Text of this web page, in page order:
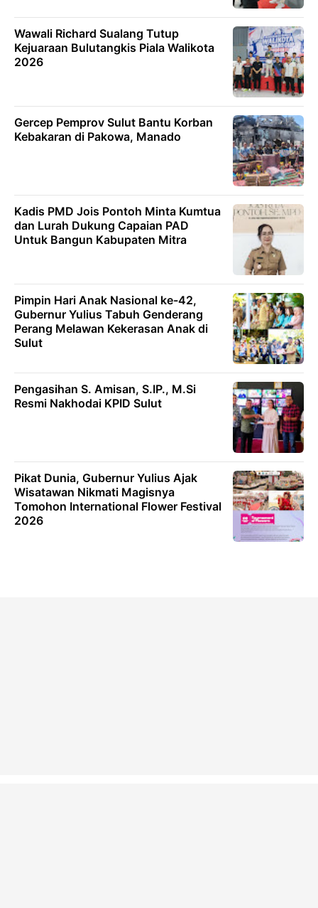
Wawali Richard Sualang Tutup
Kejuaraan Bulutangkis Piala Walikota
2026
Gercep Pemprov Sulut Bantu Korban
Kebakaran di Pakowa, Manado
Kadis PMD Jois Pontoh Minta Kumtua
dan Lurah Dukung Capaian PAD
Untuk Bangun Kabupaten Mitra
Pimpin Hari Anak Nasional ke-42,
Gubernur Yulius Tabuh Genderang
Perang Melawan Kekerasan Anak di
Sulut
Pengasihan S. Amisan, S.IP., M.Si
Resmi Nakhodai KPID Sulut
Pikat Dunia, Gubernur Yulius Ajak
Wisatawan Nikmati Magisnya
Tomohon International Flower Festival
2026